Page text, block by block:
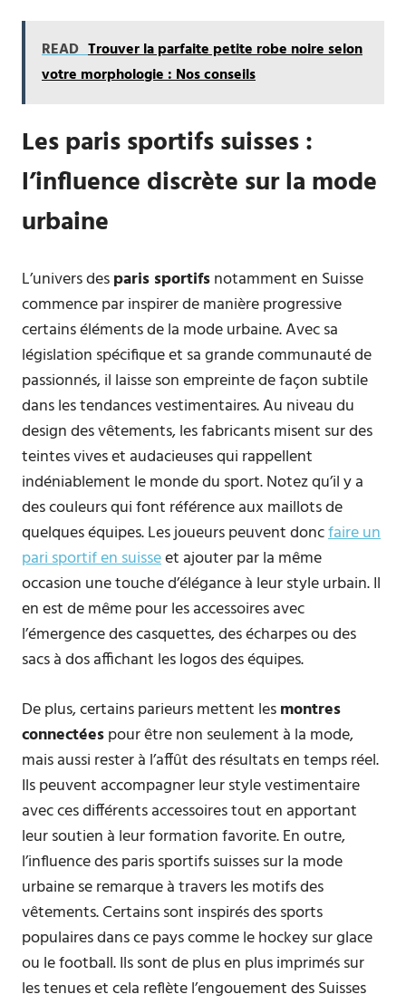
READ Trouver la parfaite petite robe noire selon
votre morphologie : Nos conseils
Les paris sportifs suisses :
l’influence discrète sur la mode
urbaine
L’univers desparis sportifsnotamment en Suisse
commence par inspirer de manière progressive
certains éléments de la mode urbaine. Avec sa
législation spécifique et sa grande communauté de
passionnés, il laisse son empreinte de façon subtile
dans les tendances vestimentaires. Au niveau du
design des vêtements, les fabricants misent sur des
teintes vives et audacieuses qui rappellent
indéniablement le monde du sport. Notez qu’il y a
des couleurs qui font référence aux maillots de
quelques équipes. Les joueurs peuvent doncfaire un
pari sportif en suisseet ajouter par la même
occasion une touche d’élégance à leur style urbain. Il
en est de même pour les accessoires avec
l’émergence des casquettes, des écharpes ou des
sacs à dos affichant les logos des équipes.
De plus, certains parieurs mettent lesmontres
connectéespour être non seulement à la mode,
mais aussi rester à l’affût des résultats en temps réel.
Ils peuvent accompagner leur style vestimentaire
avec ces différents accessoires tout en apportant
leur soutien à leur formation favorite. En outre,
l’influence des paris sportifs suisses sur la mode
urbaine se remarque à travers les motifs des
vêtements. Certains sont inspirés des sports
populaires dans ce pays comme le hockey sur glace
ou le football. Ils sont de plus en plus imprimés sur
les tenues et cela reflète l’engouement des Suisses